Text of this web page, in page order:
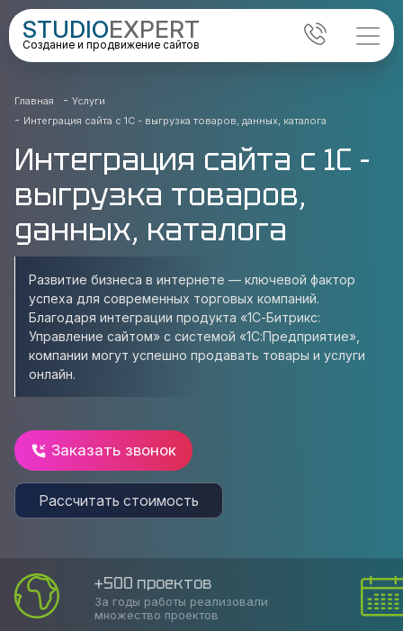
STUDIOEXPERT
Создание и продвижение сайтов
Главная - Услуги
- Интеграция сайта с 1С - выгрузка товаров, данных, каталога
Интеграция сайта с 1С -
выгрузка товаров,
данных, каталога
Развитие бизнеса в интернете — ключевой фактор
успеха для современных торговых компаний.
Благодаря интеграции продукта «1С-Битрикс:
Управление сайтом» с системой «1С:Предприятие»,
компании могут успешно продавать товары и услуги
онлайн.
Заказать звонок
Рассчитать стоимость
+500 проектов
За годы работы реализовали
множество проектов